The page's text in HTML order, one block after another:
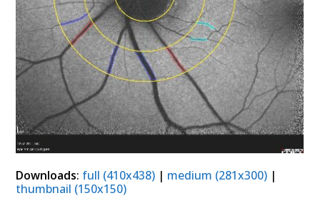
Downloads: full (410x438) | medium (281x300) |
thumbnail (150x150)